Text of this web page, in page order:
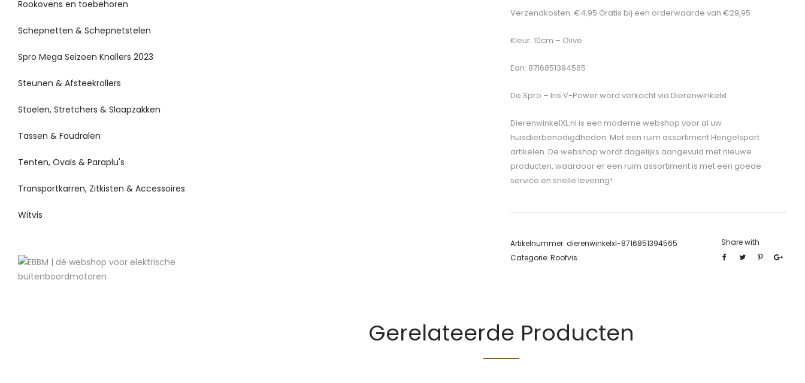
Verzendkosten: €4,95 Gratis bij een orderwaarde van €29,95
Kleur: 10cm – Olive
Ean: 8716851394565
De Spro – Iris V-Powerword verkocht via Dierenwinkelxl
DierenwinkelXL.nl is een moderne webshop voor al uw
huisdierbenodigdheden. Met een ruim assortiment Hengelsport
artikelen. De webshop wordt dagelijks aangevuld met nieuwe
producten, waardoor er een ruim assortiment is met een goede
service en snelle levering!
Artikelnummer: dierenwinkelxl-8716851394565
Categorie: Roofvis
Share with
Gerelateerde Producten
Rookovens en toebehoren
Schepnetten & Schepnetstelen
Spro Mega Seizoen Knallers 2023
Steunen & Afsteekrollers
Stoelen, Stretchers & Slaapzakken
Tassen & Foudralen
Tenten, Ovals & Paraplu's
Transportkarren, Zitkisten & Accessoires
Witvis